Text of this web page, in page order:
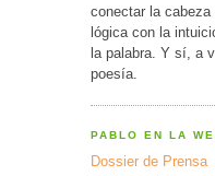
conectar la
lógica con la
la palabra. Y sí, a
poesía.
PABLO EN LA
Dossier de Prensa